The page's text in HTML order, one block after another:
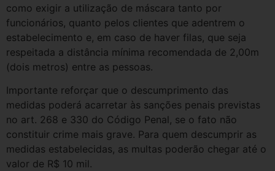
como exigir a utilização de máscara tanto por
funcionários, quanto pelos clientes que adentrem o
estabelecimento e, em caso de haver filas, que seja
respeitada a distância mínima recomendada de 2,00m
(dois metros) entre as pessoas.
Importante reforçar que o descumprimento das
medidas poderá acarretar às sanções penais previstas
no art. 268 e 330 do Código Penal, se o fato não
constituir crime mais grave. Para quem descumprir as
medidas estabelecidas, as multas poderão chegar até o
valor de R$ 10 mil.